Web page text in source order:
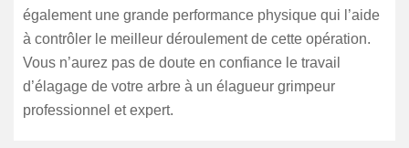
également une grande performance physique qui l’aide
à contrôler le meilleur déroulement de cette opération.
Vous n’aurez pas de doute en confiance le travail
d’élagage de votre arbre à un élagueur grimpeur
professionnel et expert.